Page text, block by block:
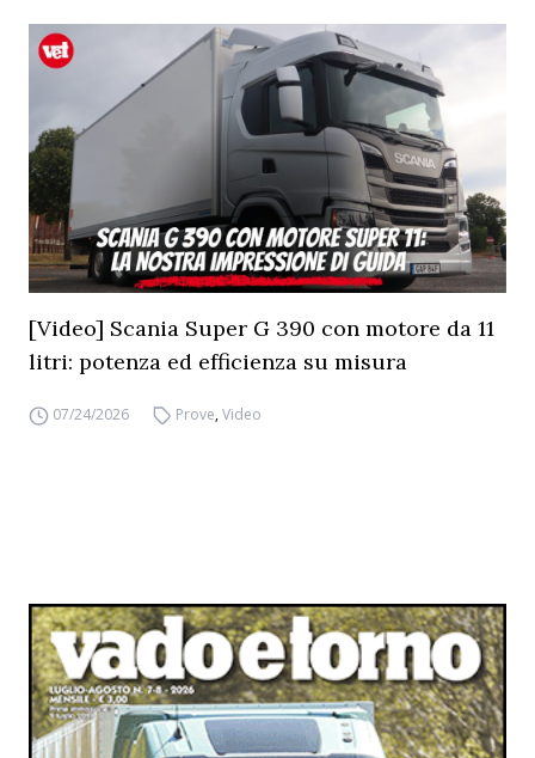
[Video] Scania Super G 390 con motore da 11
litri: potenza ed efficienza su misura
07/24/2026 Prove,Video